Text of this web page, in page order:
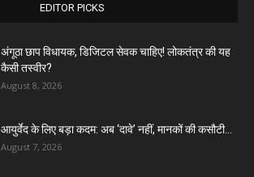
EDITOR PICKS
अंगूठा छाप विधायक, डिजिटल सेवक चाहिए! लोकतंत्र की यह
कैसी तस्वीर?
August 8, 2026
आयुर्वेद के लिए बड़ा कदम: अब ‘दावे’ नहीं, मानकों की कसौटी...
August 7, 2026